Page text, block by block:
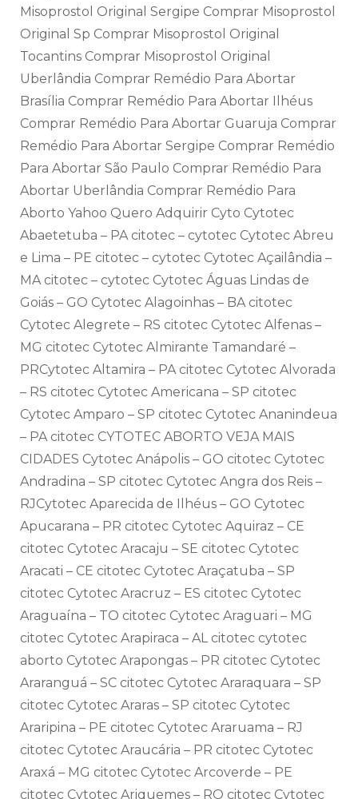
Misoprostol Original Sergipe Comprar Misoprostol
Original Sp Comprar Misoprostol Original
Tocantins Comprar Misoprostol Original
Uberlândia Comprar Remédio Para Abortar
Brasília Comprar Remédio Para Abortar Ilhéus
Comprar Remédio Para Abortar Guaruja Comprar
Remédio Para Abortar Sergipe Comprar Remédio
Para Abortar São Paulo Comprar Remédio Para
Abortar Uberlândia Comprar Remédio Para
Aborto Yahoo Quero Adquirir Cyto Cytotec
Abaetetuba – PA citotec – cytotec Cytotec Abreu
e Lima – PE citotec – cytotec Cytotec Açailândia –
MA citotec – cytotec Cytotec Águas Lindas de
Goiás – GO Cytotec Alagoinhas – BA citotec
Cytotec Alegrete – RS citotec Cytotec Alfenas –
MG citotec Cytotec Almirante Tamandaré –
PRCytotec Altamira – PA citotec Cytotec Alvorada
– RS citotec Cytotec Americana – SP citotec
Cytotec Amparo – SP citotec Cytotec Ananindeua
– PA citotec CYTOTEC ABORTO VEJA MAIS
CIDADES Cytotec Anápolis – GO citotec Cytotec
Andradina – SP citotec Cytotec Angra dos Reis –
RJCytotec Aparecida de Ilhéus – GO Cytotec
Apucarana – PR citotec Cytotec Aquiraz – CE
citotec Cytotec Aracaju – SE citotec Cytotec
Aracati – CE citotec Cytotec Araçatuba – SP
citotec Cytotec Aracruz – ES citotec Cytotec
Araguaína – TO citotec Cytotec Araguari – MG
citotec Cytotec Arapiraca – AL citotec cytotec
aborto Cytotec Arapongas – PR citotec Cytotec
Araranguá – SC citotec Cytotec Araraquara – SP
citotec Cytotec Araras – SP citotec Cytotec
Araripina – PE citotec Cytotec Araruama – RJ
citotec Cytotec Araucária – PR citotec Cytotec
Araxá – MG citotec Cytotec Arcoverde – PE
citotec Cytotec Ariquemes – RO citotec Cytotec